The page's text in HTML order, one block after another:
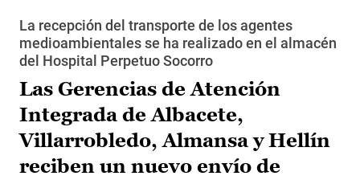
La recepción del transporte de los agentes
medioambientales se ha realizado en el almacén
del Hospital Perpetuo Socorro
Las Gerencias de Atención
Integrada de Albacete,
Villarrobledo, Almansa y Hellín
reciben un nuevo envío de